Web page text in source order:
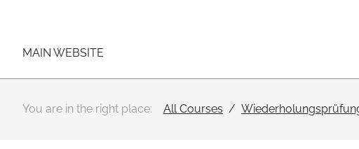
MAIN WEBSITE
You are in the right place: All Courses